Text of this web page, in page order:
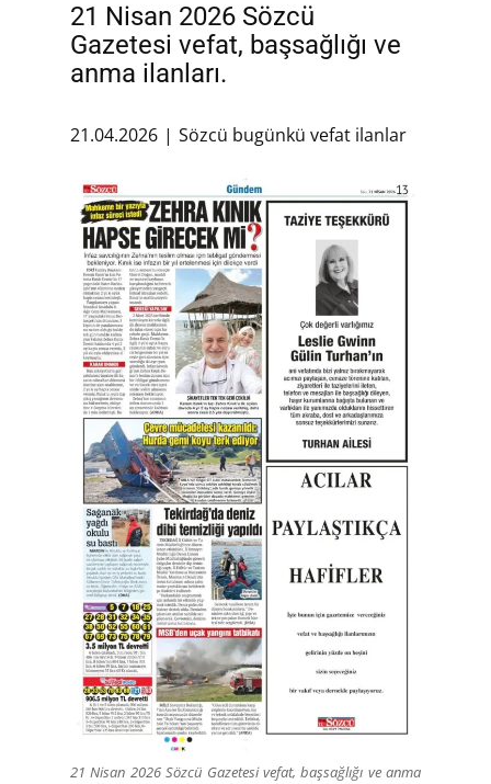
21 Nisan 2026 Sözcü
Gazetesi vefat, başsağlığı ve
anma ilanları.
21.04.2026 Sözcü bugünkü vefat ilanlar
21 Nisan 2026 Sözcü Gazetesi vefat, başsağlığı ve anma